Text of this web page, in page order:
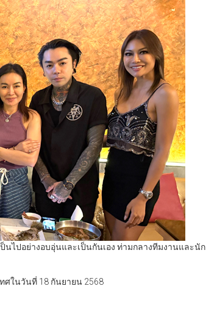
นไปอย่างอบอุ่นและเป็นกันเอง ท่ามกลางทีมงานและนัก
ศในวันที่ 18 กันยายน 2568